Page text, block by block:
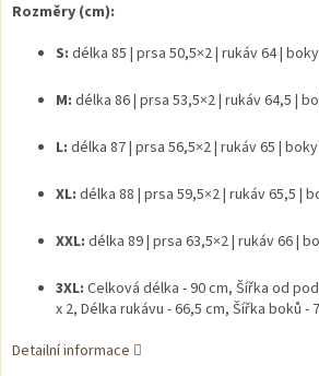
Rozměry (cm):
S: délka 85 | prsa 50,5×2 | rukáv 64 |
M: délka 86 | prsa 53,5×2 | rukáv 64,5 |
L: délka 87 | prsa 56,5×2 | rukáv 65 |
XL: délka 88 | prsa 59,5×2 | rukáv 65,5 |
XXL: délka 89 | prsa 63,5×2 | rukáv 66 |
3XL: Celková délka - 90 cm, Šířka od
x 2, Délka rukávu - 66,5 cm, Šířka boků -
Detailní informace